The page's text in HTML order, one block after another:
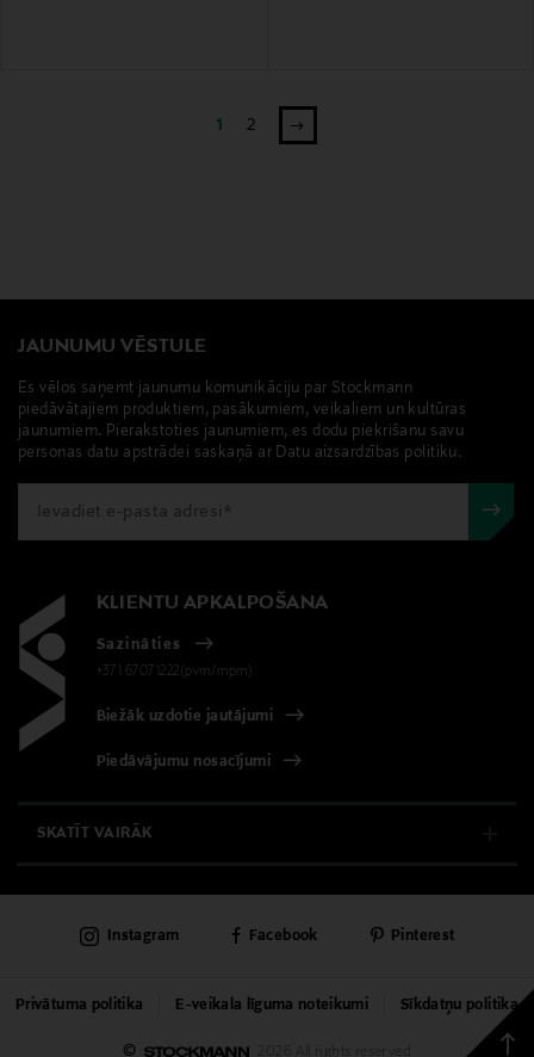
1 2
Back
JAUNUMU VĒSTULE
Es vēlos saņemt jaunumu komunikāciju par Stockmann
piedāvātajiem produktiem, pasākumiem, veikaliem un kultūras
jaunumiem. Pierakstoties jaunumiem, es dodu piekrišanu savu
personas datu apstrādei saskaņā ar Datu aizsardzības politiku.
KLIENTU APKALPOŠANA
Sazināties
+371 67071222(pvm/mpm)
Biežāk uzdotie jautājumi
Piedāvājumu nosacījumi
SKATĪT VAIRĀK
KLIENTU APKALPOŠANA
UNIVERSĀLVEIKALS
© 2026 All rights reserved
Privātuma politika E-veikala līguma noteikumi Sīkdatņu politika
Instagram Facebook Pinterest